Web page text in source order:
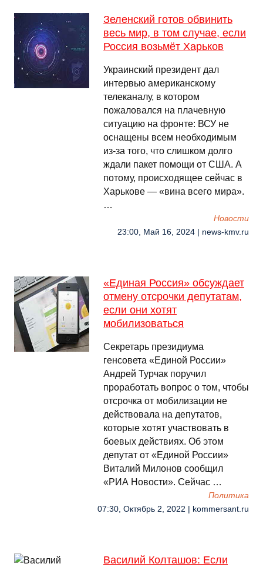
Зеленский готов обвинить
весь мир, в том случае, если
Россия возьмёт Харьков
Украинский президент дал
интервью американскому
телеканалу, в котором
пожаловался на плачевную
ситуацию на фронте: ВСУ не
оснащены всем необходимым
из-за того, что слишком долго
ждали пакет помощи от США. А
потому, происходящее сейчас в
Харькове — «вина всего мира».
…
Новости
23:00, Май 16, 2024 | news-kmv.ru
«Единая Россия» обсуждает
отмену отсрочки депутатам,
если они хотят
мобилизоваться
Секретарь президиума
генсовета «Единой России»
Андрей Турчак поручил
проработать вопрос о том, чтобы
отсрочка от мобилизации не
действовала на депутатов,
которые хотят участвовать в
боевых действиях. Об этом
депутат от «Единой России»
Виталий Милонов сообщил
«РИА Новости». Сейчас …
Политика
07:30, Октябрь 2, 2022 | kommersant.ru
Василий Колташов: Если